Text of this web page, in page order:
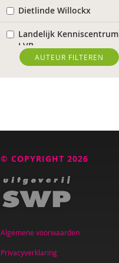
Dietlinde Willockx
Landelijk Kenniscentrum
LVB
Sardes
Marijke Adema
Ilse Aerden
AUTEUR FILTEREN
© COPYRIGHT 2026
Algemene voorwaarden
Privacyverklaring